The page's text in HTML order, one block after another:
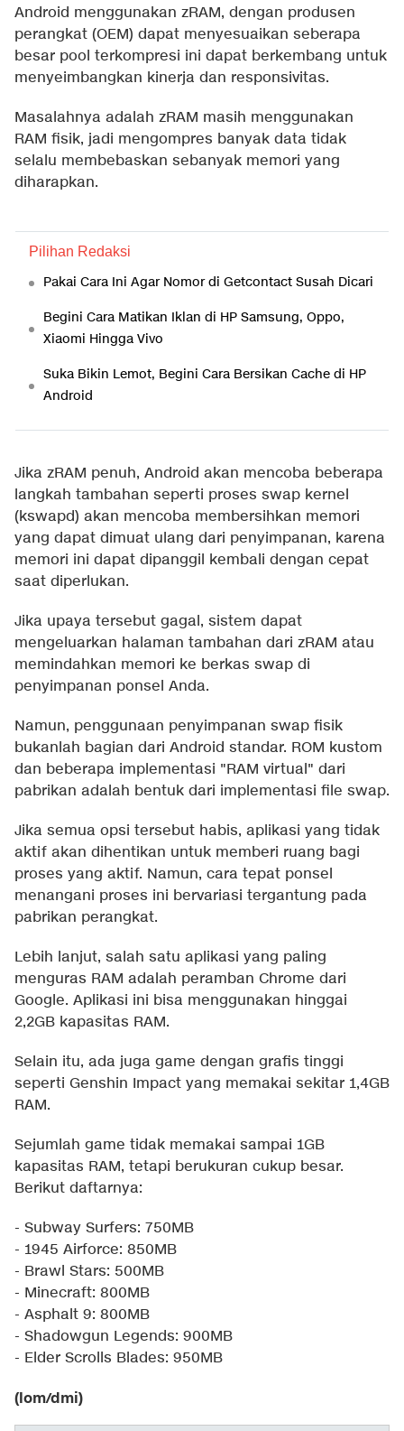
Android menggunakan zRAM, dengan produsen
perangkat (OEM) dapat menyesuaikan seberapa
besar pool terkompresi ini dapat berkembang untuk
menyeimbangkan kinerja dan responsivitas.
Masalahnya adalah zRAM masih menggunakan
RAM fisik, jadi mengompres banyak data tidak
selalu membebaskan sebanyak memori yang
diharapkan.
Pilihan Redaksi
Pakai Cara Ini Agar Nomor di Getcontact Susah Dicari
Begini Cara Matikan Iklan di HP Samsung, Oppo,
Xiaomi Hingga Vivo
Suka Bikin Lemot, Begini Cara Bersikan Cache di HP
Android
Jika zRAM penuh, Android akan mencoba beberapa
langkah tambahan seperti proses swap kernel
(kswapd) akan mencoba membersihkan memori
yang dapat dimuat ulang dari penyimpanan, karena
memori ini dapat dipanggil kembali dengan cepat
saat diperlukan.
Jika upaya tersebut gagal, sistem dapat
mengeluarkan halaman tambahan dari zRAM atau
memindahkan memori ke berkas swap di
penyimpanan ponsel Anda.
Namun, penggunaan penyimpanan swap fisik
bukanlah bagian dari Android standar. ROM kustom
dan beberapa implementasi "RAM virtual" dari
pabrikan adalah bentuk dari implementasi file swap.
Jika semua opsi tersebut habis, aplikasi yang tidak
aktif akan dihentikan untuk memberi ruang bagi
proses yang aktif. Namun, cara tepat ponsel
menangani proses ini bervariasi tergantung pada
pabrikan perangkat.
Lebih lanjut, salah satu aplikasi yang paling
menguras RAM adalah peramban Chrome dari
Google. Aplikasi ini bisa menggunakan hinggai
2,2GB kapasitas RAM.
Selain itu, ada juga game dengan grafis tinggi
seperti Genshin Impact yang memakai sekitar 1,4GB
RAM.
Sejumlah game tidak memakai sampai 1GB
kapasitas RAM, tetapi berukuran cukup besar.
Berikut daftarnya:
- Subway Surfers: 750MB
- 1945 Airforce: 850MB
- Brawl Stars: 500MB
- Minecraft: 800MB
- Asphalt 9: 800MB
- Shadowgun Legends: 900MB
- Elder Scrolls Blades: 950MB
(lom/dmi)